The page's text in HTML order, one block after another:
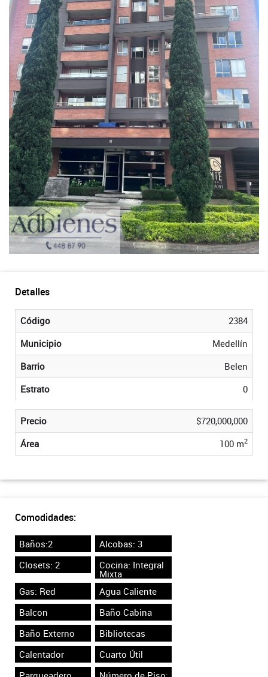
Detalles
Código
2384
Municipio
Medellín
Barrio
Belen
Estrato
0
Precio
$720,000,000
Área
100 m2
Comodidades:
Baños:2
Alcobas: 3
Closets: 2
Cocina: Integral
Mixta
Gas: Red
Agua Caliente
Balcon
Baño Cabina
Baño Externo
Bibliotecas
Calentador
Cuarto Útil